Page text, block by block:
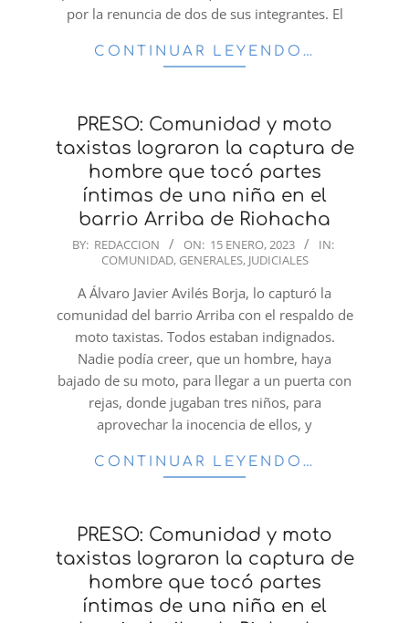
por la renuncia de dos de sus integrantes. El
CONTINUAR LEYENDO…
PRESO: Comunidad y moto
taxistas lograron la captura de
hombre que tocó partes
íntimas de una niña en el
barrio Arriba de Riohacha
2023-
BY: REDACCION ON: 15 ENERO, 2023
IN:
COMUNIDAD, GENERALES, JUDICIALES
A Álvaro Javier Avilés Borja, lo capturó la
comunidad del barrio Arriba con el respaldo de
moto taxistas. Todos estaban indignados.
Nadie podía creer, que un hombre, haya
bajado de su moto, para llegar a un puerta con
rejas, donde jugaban tres niños, para
aprovechar la inocencia de ellos, y
CONTINUAR LEYENDO…
PRESO: Comunidad y moto
taxistas lograron la captura de
hombre que tocó partes
íntimas de una niña en el